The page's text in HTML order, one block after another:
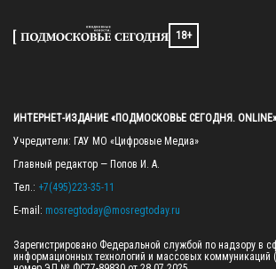
18+
ИНТЕРНЕТ-ИЗДАНИЕ «ПОДМОСКОВЬЕ СЕГОДНЯ. ONLINE»
Учредители: ГАУ МО «Цифровые Медиа»
Главный редактор — Попов И. А.
Тел.: +7(495)223-35-11
E-mail: mosregtoday@mosregtoday.ru
Зарегистрировано Федеральной службой по надзору в
информационных технологий и массовых коммуникаций